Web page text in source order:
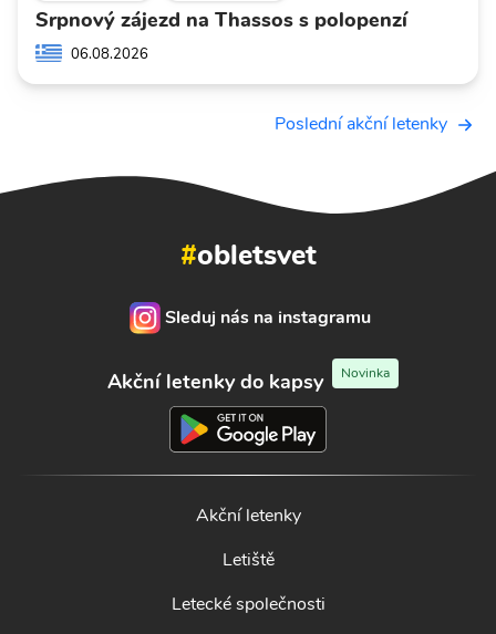
Srpnový zájezd na Thassos s polopenzí
06.08.2026
Poslední akční letenky
#obletsvet
Sleduj nás na instagramu
Akční letenky do kapsy Novinka
Akční letenky
Letiště
Letecké společnosti